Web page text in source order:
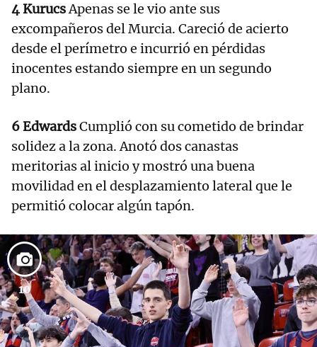
4 KurucsApenas se le vio ante sus
excompañeros del Murcia. Careció de acierto
desde el perímetro e incurrió en pérdidas
inocentes estando siempre en un segundo
plano.
6 EdwardsCumplió con su cometido de brindar
solidez a la zona. Anotó dos canastas
meritorias al inicio y mostró una buena
movilidad en el desplazamiento lateral que le
permitió colocar algún tapón.
10